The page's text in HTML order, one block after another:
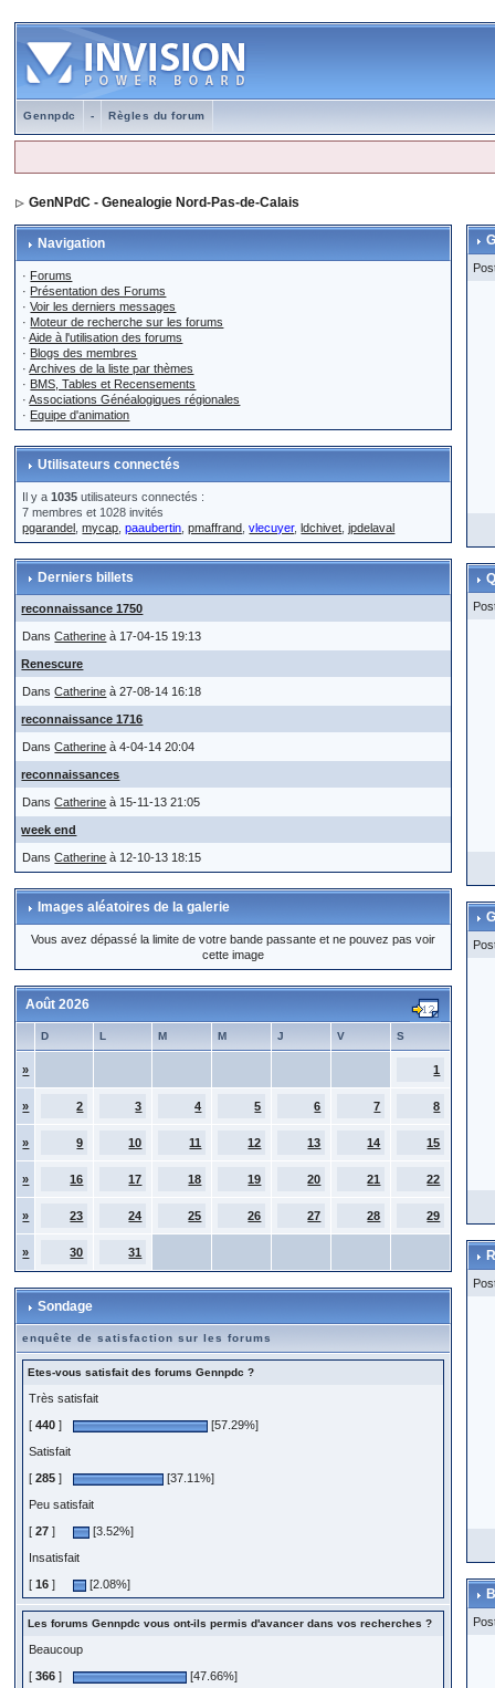
Gennpdc - Règles du forum
GenNPdC - Genealogie Nord-Pas-de-Calais
Navigation
· Forums
· Présentation des Forums
·Voir les derniers messages
· Moteur de recherche sur les forums
·Aide à l'utilisation des forums
· Blogs des membres
·Archives de la liste par thèmes
· BMS, Tables et Recensements
·Associations Généalogiques régionales
· Equipe d'animation
Utilisateurs connectés
Il y a1035 utilisateurs connectés :
7 membres et 1028 invités
pgarandel ,mycap ,paaubertin ,pmaffrand ,vlecuyer,ldchivet ,jpdelaval
Derniers billets
reconnaissance 1750
DansCatherine à 17-04-15 19:13
Renescure
DansCatherine à 27-08-14 16:18
reconnaissance 1716
DansCatherine à 4-04-14 20:04
reconnaissances
DansCatherine à 15-11-13 21:05
week end
DansCatherine à 12-10-13 18:15
Images aléatoires de la galerie
Vous avez dépassé la limite de votre bande passante et ne pouvez pas voir
cette image
Août 2026
D L M M J V S
» 1
» 2 3 4 5 6 7 8
» 9 10 11 12 13 14 15
» 16 17 18 19 20 21 22
» 23 24 25 26 27 28 29
» 30 31
Sondage
enquête de satisfaction sur les forums
Etes-vous satisfait des forums Gennpdc ?
Très satisfait
[440 ]
[57.29%]
Satisfait
[285 ]
[37.11%]
Peu satisfait
[27 ]
[3.52%]
Insatisfait
[16 ] [2.08%]
Les forums Gennpdc vous ont-ils permis d'avancer dans vos recherches ?
Beaucoup
[366 ]
[47.66%]